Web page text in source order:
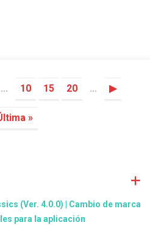
... 10 15 20 ... ▶
»
(Ver. 4.0.0) | Cambio de marca
para la aplicación